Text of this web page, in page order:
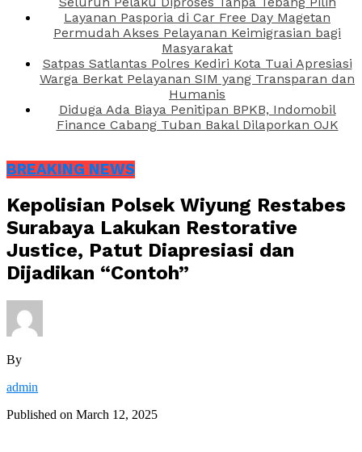
Layanan Pasporia di Car Free Day Magetan
Permudah Akses Pelayanan Keimigrasian bagi
Masyarakat
Satpas Satlantas Polres Kediri Kota Tuai Apresiasi
Warga Berkat Pelayanan SIM yang Transparan dan
Humanis
Diduga Ada Biaya Penitipan BPKB, Indomobil
Finance Cabang Tuban Bakal Dilaporkan OJK
BREAKING NEWS
Kepolisian Polsek Wiyung Restabes
Surabaya Lakukan Restorative
Justice, Patut Diapresiasi dan
Dijadikan “Contoh”
By
admin
Published on March 12, 2025